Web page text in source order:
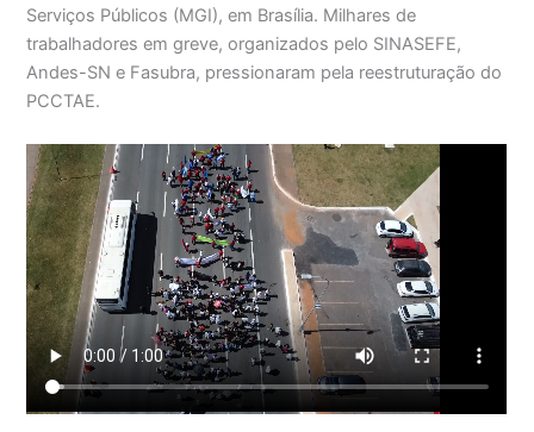
Serviços Públicos (MGI), em Brasília. Milhares de
trabalhadores em greve, organizados pelo SINASEFE,
Andes-SN e Fasubra, pressionaram pela reestruturação do
PCCTAE.